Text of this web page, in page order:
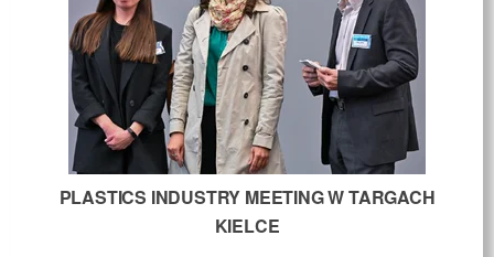
PLASTICS INDUSTRY MEETING W TARGACH
KIELCE